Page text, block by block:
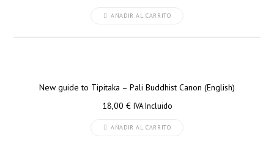
AÑADIR AL CARRITO
New guide to Tipitaka – Pali Buddhist Canon (English)
18,00 € IVA Incluido
AÑADIR AL CARRITO